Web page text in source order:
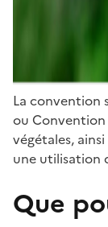
La convention
ou
végétales,
une utilisation
Que